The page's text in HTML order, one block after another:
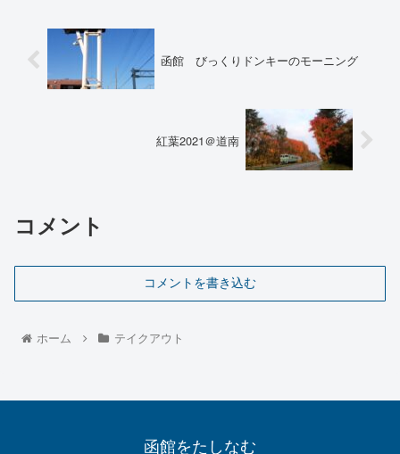
函館 びっくりドンキーのモーニング
紅葉2021＠道南
コメント
コメントを書き込む
ホーム テイクアウト
函館をたしなむ